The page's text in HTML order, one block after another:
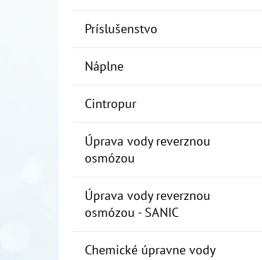
Príslušenstvo
Náplne
Cintropur
Úprava vody reverznou
osmózou
Úprava vody reverznou
osmózou - SANIC
Chemické úpravne vody